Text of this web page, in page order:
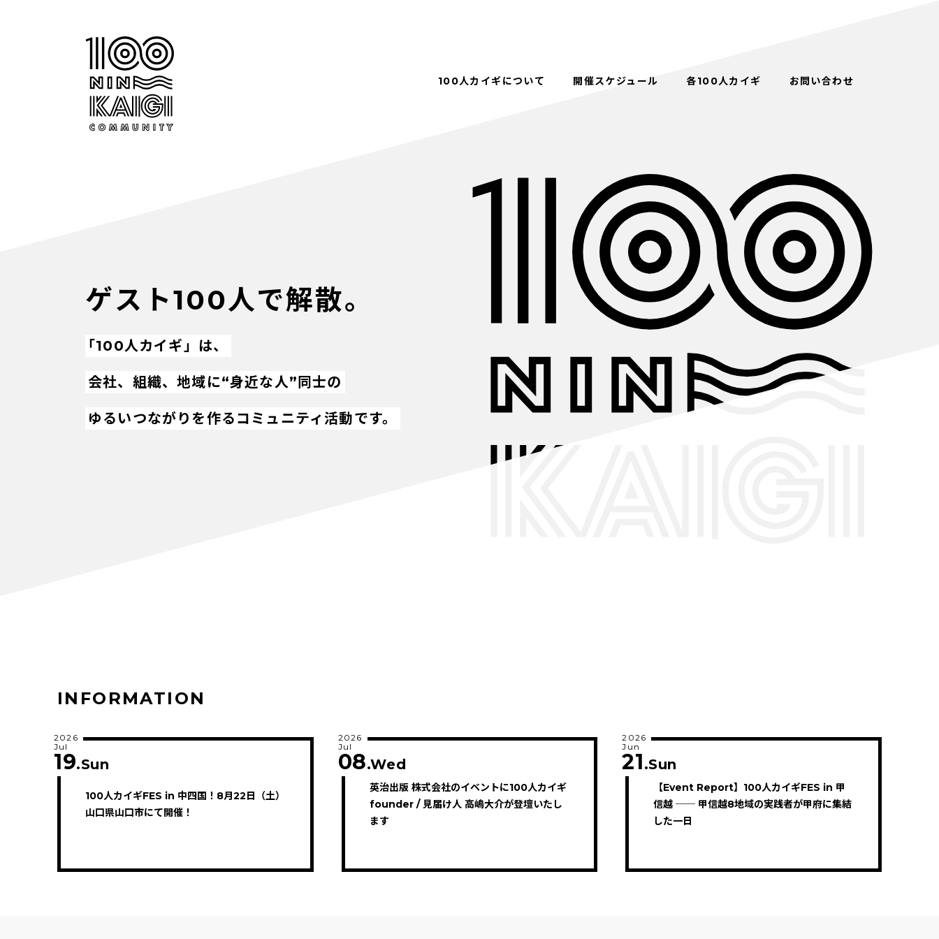
100人カイギについて 開催スケジュール 各100人カイギ お問い合わせ
ゲスト100人で解散。
「100人カイギ」は、
会社、組織、地域に“身近な人”同士の
ゆるいつながりを作るコミュニティ活動です。
INFORMATION
100人カイギFES in 中四国！8月22日（土）
山口県山口市にて開催！
2026
Jul
19.Sun
英治出版 株式会社のイベントに100人カイギ
founder / 見届け人 高嶋大介が登壇いたし
ます
2026
Jul
08.Wed
【Event Report】100人カイギFES in 甲
信越 ── 甲信越8地域の実践者が甲府に集結
した一日
2026
Jun
21.Sun